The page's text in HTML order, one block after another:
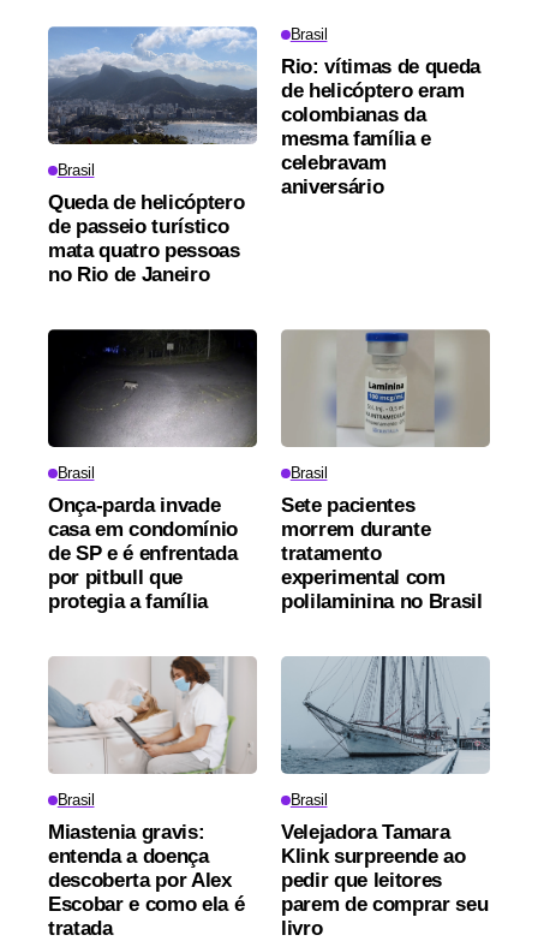
Brasil
Queda de helicóptero
de passeio turístico
mata quatro pessoas
no Rio de Janeiro
Brasil
Rio: vítimas de queda
de helicóptero eram
colombianas da
mesma família e
celebravam
aniversário
Brasil
Onça-parda invade
casa em condomínio
de SP e é enfrentada
por pitbull que
protegia a família
Brasil
Sete pacientes
morrem durante
tratamento
experimental com
polilaminina no Brasil
Brasil
Miastenia gravis:
entenda a doença
descoberta por Alex
Escobar e como ela é
tratada
Brasil
Velejadora Tamara
Klink surpreende ao
pedir que leitores
parem de comprar seu
livro